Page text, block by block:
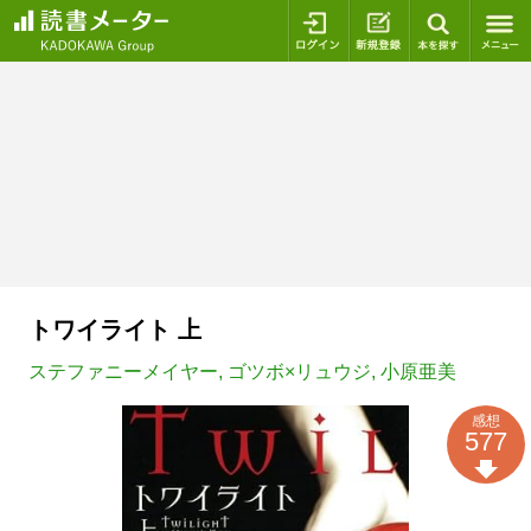
ログイン 新規登録
トワイライト 上
ステファニーメイヤー, ゴツボ×リュウジ, 小原亜美
感想
577